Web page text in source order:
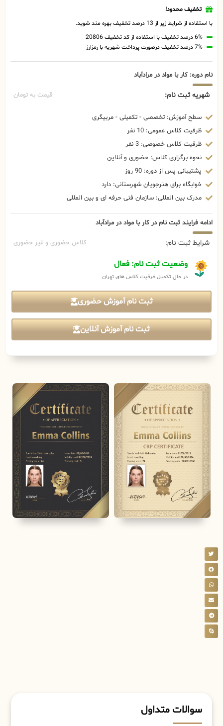
تخفیف محدود!
با استفاده از شرایط زیر از 13 درصد تخفیف بهره مند شوید.
6% درصد تخفیف با استفاده از کد تخفیف 20806
7% درصد تخفیف درصورت پرداخت شهریه با رمزارز
نام دوره: کار با مواد در مرادآباد
شهریه ثبت نام: قیمت به تومان
سطح آموزش: تخصصی - تکمیلی - مربیگری
ظرفیت کلاس عمومی: 10 نفر
ظرفیت کلاس خصوصی: 3 نفر
نحوه برگزاری کلاس: حضوری و آنلاین
پشتیبانی پس از دوره: 90 روز
خوابگاه برای هنرجویان شهرستانی: دارد
مدرک بین المللی: سازمان فنی حرفه ای و بین المللی
ادامه فرایند ثبت نام در کار با مواد در مرادآباد
شرایط ثبت نام: کلاس حضوری و غیر حضوری
وضعیت ثبت نام: فعال
در حال تکمیل ظرفیت کلاس های تهران
ثبت نام آموزش حضوری
ثبت نام آموزش آنلاین
سوالات متداول